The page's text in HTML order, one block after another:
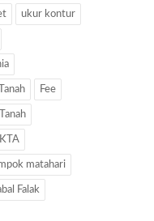
ukur kontur
Fee
matahari
Falak